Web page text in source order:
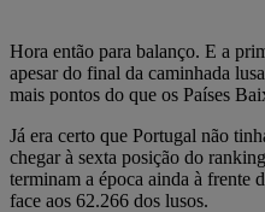
Hora então para balanço. E a
apesar do final da caminhada
mais pontos do que os Países
Já era certo que Portugal não
chegar à sexta posição do
terminam a época ainda à frente
face aos 62.266 dos lusos.